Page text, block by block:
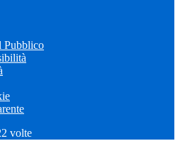
Pubblico
volte